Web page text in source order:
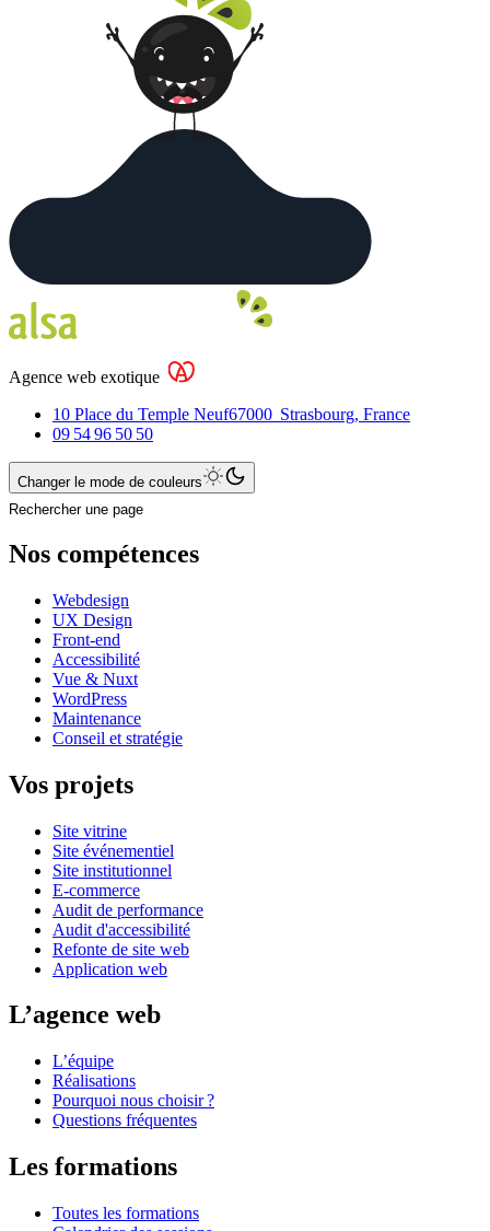
Agence web exotique
10 Place du Temple Neuf67000 Strasbourg, France
09 54 96 50 50
Changer le mode de couleurs
Rechercher une page
Nos compétences
Webdesign
UX Design
Front-end
Accessibilité
Vue & Nuxt
WordPress
Maintenance
Conseil et stratégie
Vos projets
Site vitrine
Site événementiel
Site institutionnel
E-commerce
Audit de performance
Audit d'accessibilité
Refonte de site web
Application web
L’agence web
L’équipe
Réalisations
Pourquoi nous choisir ?
Questions fréquentes
Les formations
Toutes les formations